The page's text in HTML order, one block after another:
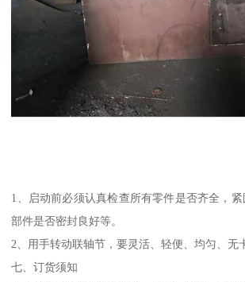
1、启动前必须认真检查所有零件是否齐全，
部件是否密封良好等。
2、用手转动联轴节，要灵活、轻便、均匀、无
七、订货须知